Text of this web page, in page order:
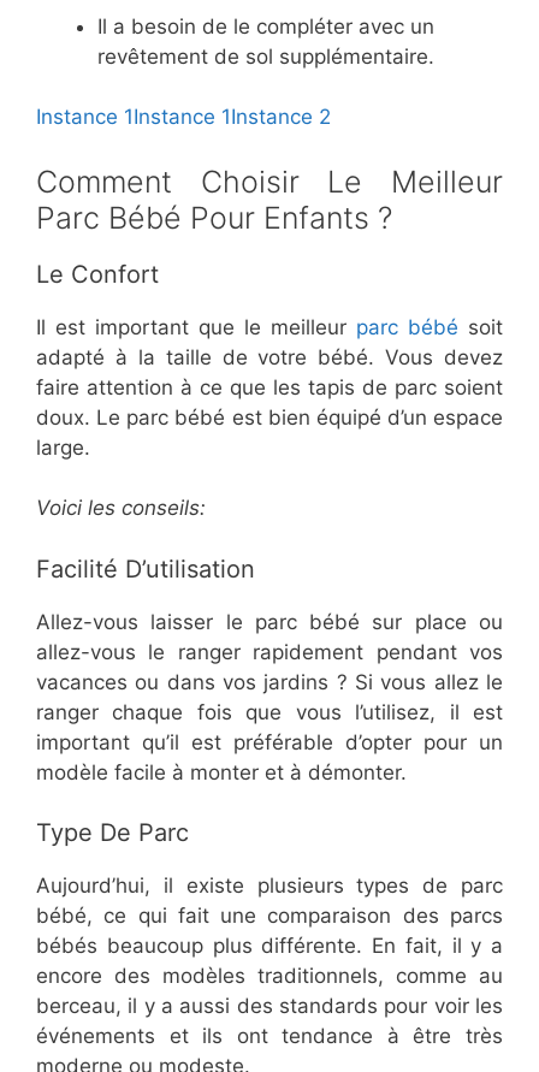
Il a besoin de le compléter avec un
revêtement de sol supplémentaire.
Instance 1Instance 1Instance 2
Comment Choisir Le Meilleur
Parc Bébé Pour Enfants ?
Le Confort
Il est important que le meilleur parc bébé soit
adapté à la taille de votre bébé. Vous devez
faire attention à ce que les tapis de parc soient
doux. Le parc bébé est bien équipé d’un espace
large.
Voici les conseils:
Facilité D’utilisation
Allez-vous laisser le parc bébé sur place ou
allez-vous le ranger rapidement pendant vos
vacances ou dans vos jardins ? Si vous allez le
ranger chaque fois que vous l’utilisez, il est
important qu’il est préférable d’opter pour un
modèle facile à monter et à démonter.
Type De Parc
Aujourd’hui, il existe plusieurs types de parc
bébé, ce qui fait une comparaison des parcs
bébés beaucoup plus différente. En fait, il y a
encore des modèles traditionnels, comme au
berceau, il y a aussi des standards pour voir les
événements et ils ont tendance à être très
moderne ou modeste.